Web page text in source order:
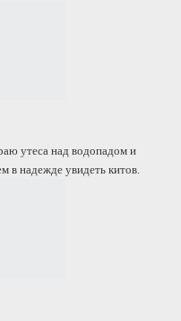
утеса над водопадом и
в надежде увидеть китов.